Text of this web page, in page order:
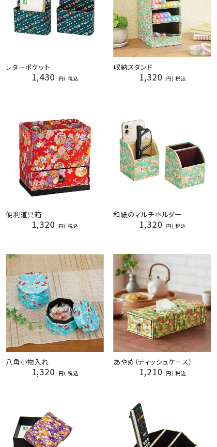
レターポケット
1,430 税込
収納スタンド
1,320 税込
便利道具箱
1,320 税込
和紙のマルチホルダー
1,320 税込
八角小物入れ
1,320 税込
あやめ（ティッシュケース）
1,210 税込